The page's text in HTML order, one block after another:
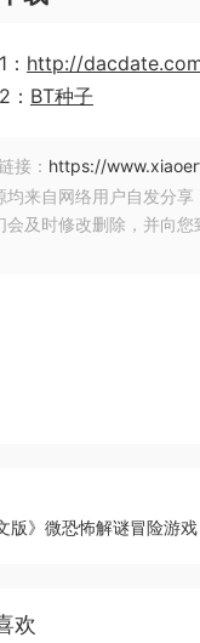
http://
BT种子
接： https://
均来自网络用户自发分
会及时修改删除，并向
版》微恐怖解谜冒险游
欢